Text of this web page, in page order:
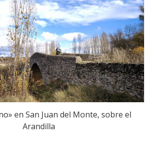
en San Juan del Monte, sobre el
Arandilla